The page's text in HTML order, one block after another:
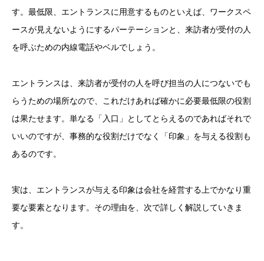
す。最低限、エントランスに用意するものといえば、ワークスペ
ースが見えないようにするパーテーションと、来訪者が受付の人
を呼ぶための内線電話やベルでしょう。
エントランスは、来訪者が受付の人を呼び担当の人につないでも
らうための場所なので、これだけあれば確かに必要最低限の役割
は果たせます。単なる「入口」としてとらえるのであればそれで
いいのですが、事務的な役割だけでなく「印象」を与える役割も
あるのです。
実は、エントランスが与える印象は会社を経営する上でかなり重
要な要素となります。その理由を、次で詳しく解説していきま
す。